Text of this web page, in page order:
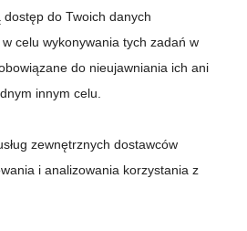
do Twoich danych
w celu wykonywania tych zadań w
do nieujawniania ich ani
innym celu.
zewnętrznych dostawców
i analizowania korzystania z